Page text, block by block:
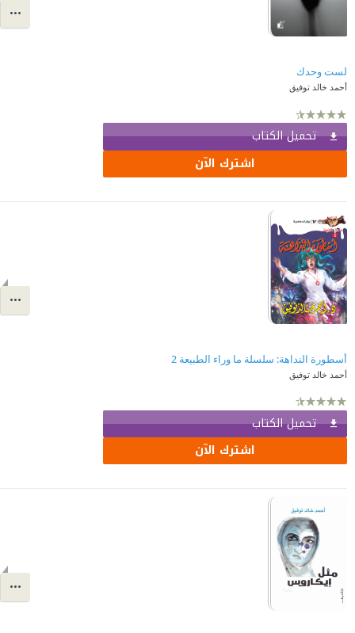
لست وحدك
أحمد خالد توفيق
تحميل الكتاب
اشترك الآن
أسطورة النداهة: سلسلة ما وراء الطبيعة 2
أحمد خالد توفيق
تحميل الكتاب
اشترك الآن